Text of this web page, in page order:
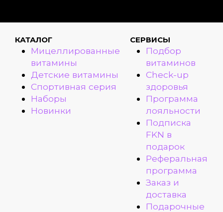
КАТАЛОГ
Мицеллированные
витамины
Детские витамины
Спортивная серия
Наборы
Новинки
СЕРВИСЫ
Подбор
витаминов
Check-up
здоровья
Программа
лояльности
Подписка
FKN в
подарок
Реферальная
программа
Заказ и
доставка
Подарочные